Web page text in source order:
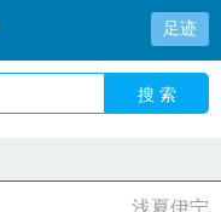
足迹
搜 索
浅夏伊宁